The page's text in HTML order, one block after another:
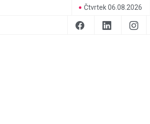
Čtvrtek 06.08.2026